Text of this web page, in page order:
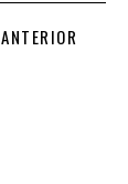
ANTERIOR